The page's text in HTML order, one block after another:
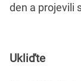
den a projevili
Ukliďte